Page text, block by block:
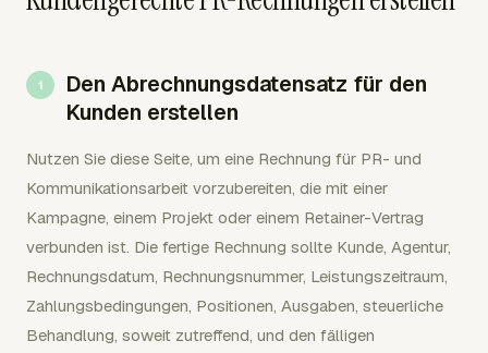
Den Abrechnungsdatensatz für den
Kunden erstellen
Nutzen Sie diese Seite, um eine Rechnung für PR- und
Kommunikationsarbeit vorzubereiten, die mit einer
Kampagne, einem Projekt oder einem Retainer-Vertrag
verbunden ist. Die fertige Rechnung sollte Kunde, Agentur,
Rechnungsdatum, Rechnungsnummer, Leistungszeitraum,
Zahlungsbedingungen, Positionen, Ausgaben, steuerliche
Behandlung, soweit zutreffend, und den fälligen